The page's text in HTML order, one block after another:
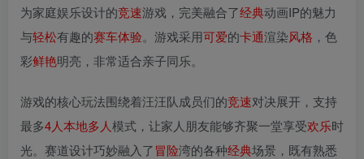
为家庭娱乐设计的竞速游戏，完美融合了经典动画IP的魅力
与轻松有趣的赛车体验。游戏采用可爱的卡通渲染风格 ，色
彩鲜艳明亮，非常适合亲子同乐。
游戏的核心玩法围绕着汪汪队成员们的竞速对决展开，支持
最多4人本地多人模式，让家人朋友能够齐聚一堂享受欢乐时
光。赛道设计巧妙融入了冒险湾的各种经典场景，既有熟悉